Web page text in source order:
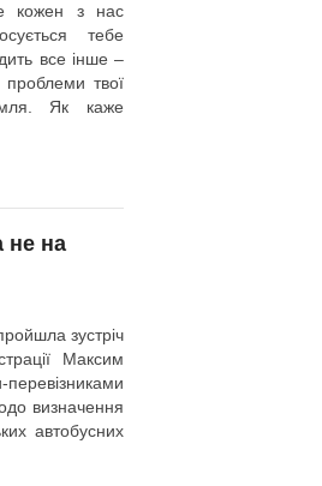
кожен з нас
тебе
все інше –
твої
Як каже
не на
зустріч
Максим
перевізниками
визначення
автобусних